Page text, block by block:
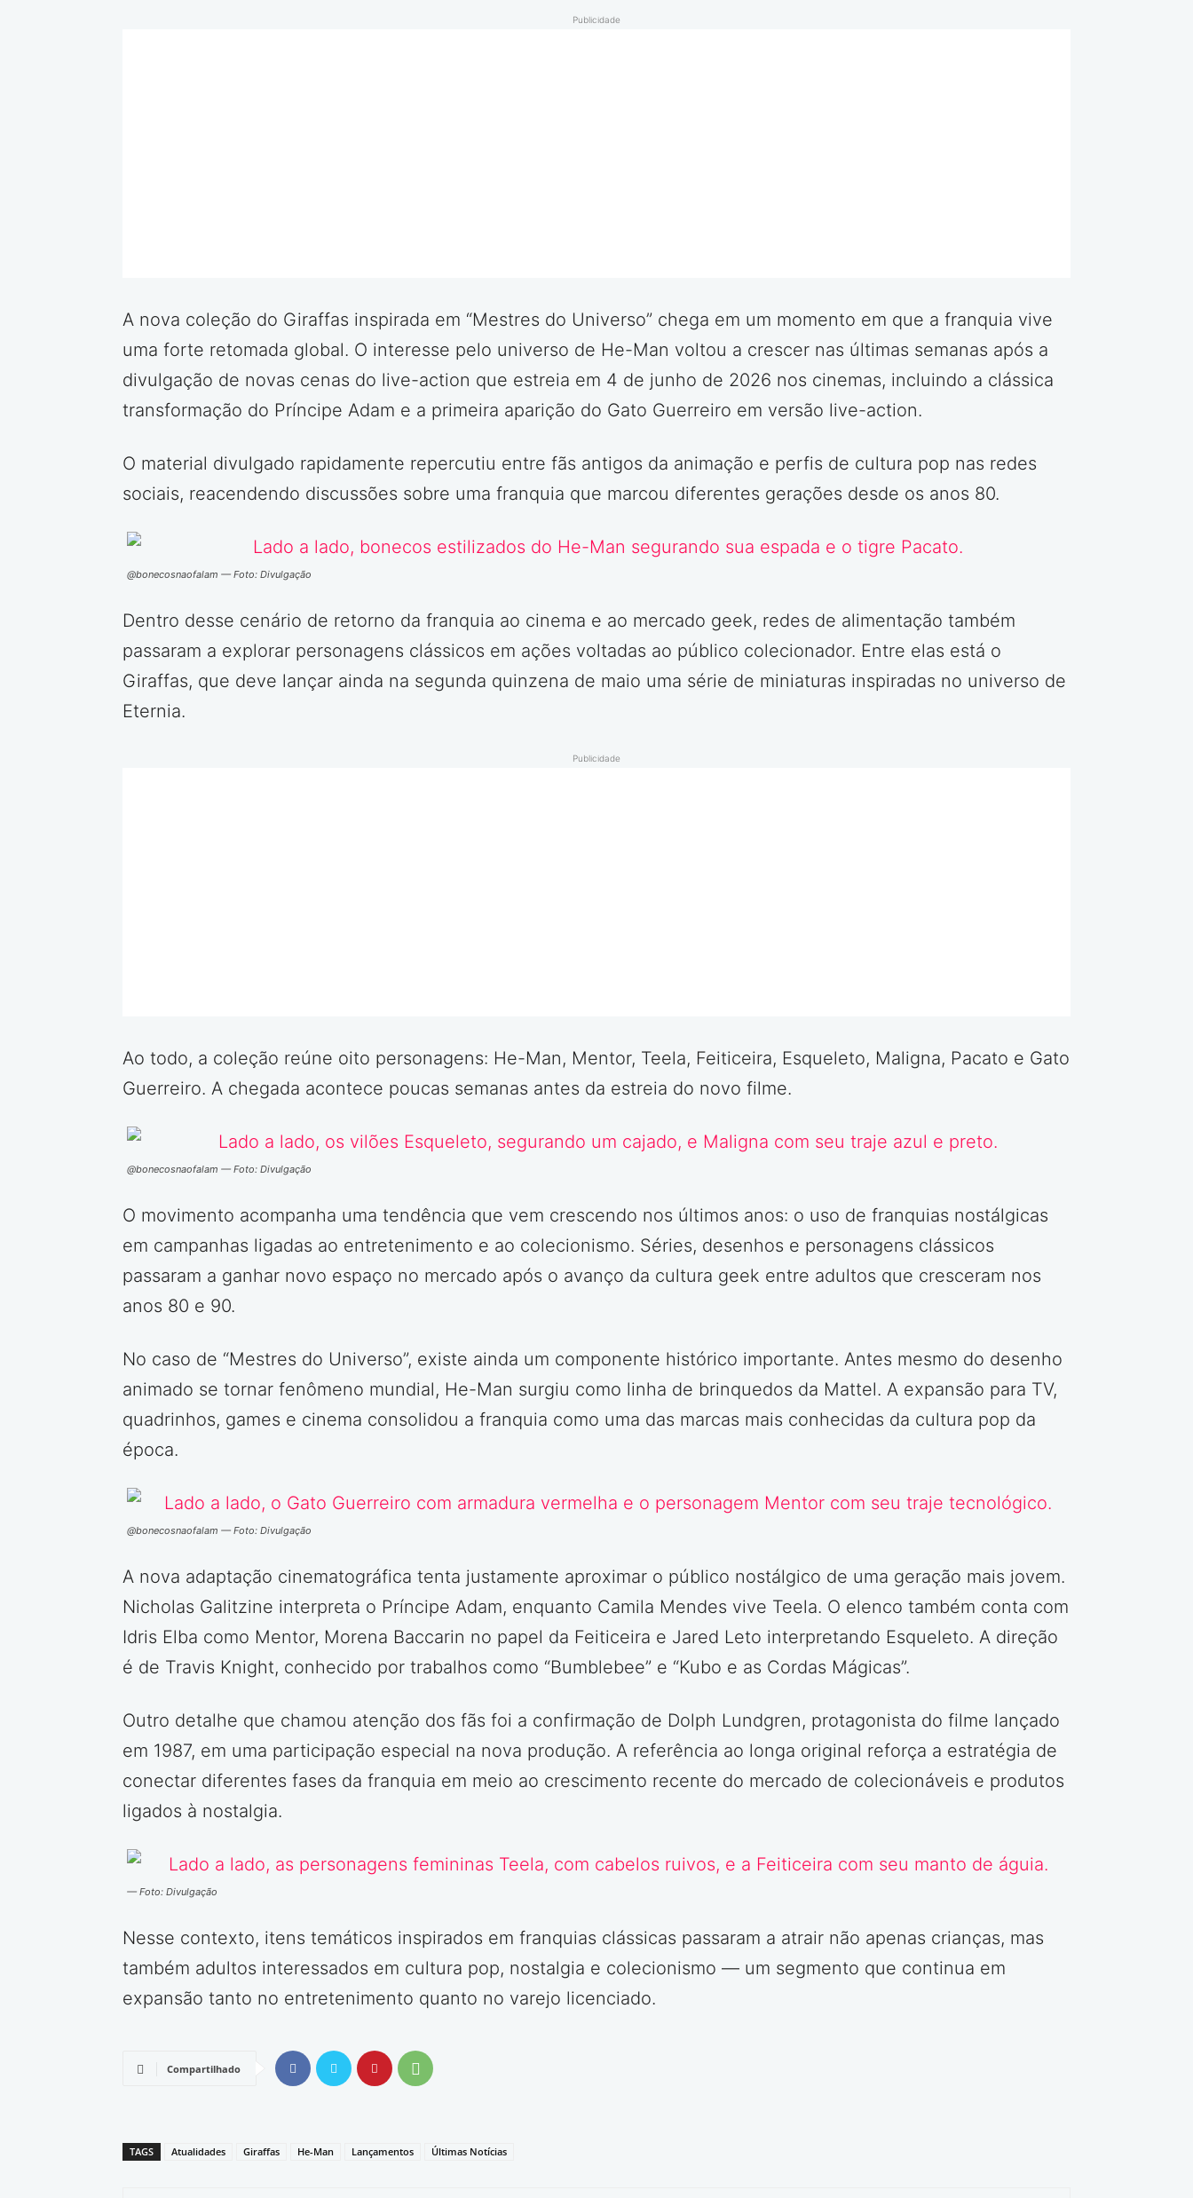
Publicidade
A nova coleção do Giraffas inspirada em “Mestres do Universo” chega em um momento em que a franquia vive
uma forte retomada global. O interesse pelo universo de He-Man voltou a crescer nas últimas semanas após a
divulgação de novas cenas do live-action que estreia em 4 de junho de 2026 nos cinemas, incluindo a clássica
transformação do Príncipe Adam e a primeira aparição do Gato Guerreiro em versão live-action.
O material divulgado rapidamente repercutiu entre fãs antigos da animação e perfis de cultura pop nas redes
sociais, reacendendo discussões sobre uma franquia que marcou diferentes gerações desde os anos 80.
@bonecosnaofalam — Foto: Divulgação
Dentro desse cenário de retorno da franquia ao cinema e ao mercado geek, redes de alimentação também
passaram a explorar personagens clássicos em ações voltadas ao público colecionador. Entre elas está o
Giraffas, que deve lançar ainda na segunda quinzena de maio uma série de miniaturas inspiradas no universo de
Eternia.
Publicidade
Ao todo, a coleção reúne oito personagens: He-Man, Mentor, Teela, Feiticeira, Esqueleto, Maligna, Pacato e Gato
Guerreiro. A chegada acontece poucas semanas antes da estreia do novo filme.
@bonecosnaofalam — Foto: Divulgação
O movimento acompanha uma tendência que vem crescendo nos últimos anos: o uso de franquias nostálgicas
em campanhas ligadas ao entretenimento e ao colecionismo. Séries, desenhos e personagens clássicos
passaram a ganhar novo espaço no mercado após o avanço da cultura geek entre adultos que cresceram nos
anos 80 e 90.
No caso de “Mestres do Universo”, existe ainda um componente histórico importante. Antes mesmo do desenho
animado se tornar fenômeno mundial, He-Man surgiu como linha de brinquedos da Mattel. A expansão para TV,
quadrinhos, games e cinema consolidou a franquia como uma das marcas mais conhecidas da cultura pop da
época.
@bonecosnaofalam — Foto: Divulgação
A nova adaptação cinematográfica tenta justamente aproximar o público nostálgico de uma geração mais jovem.
Nicholas Galitzine interpreta o Príncipe Adam, enquanto Camila Mendes vive Teela. O elenco também conta com
Idris Elba como Mentor, Morena Baccarin no papel da Feiticeira e Jared Leto interpretando Esqueleto. A direção
é de Travis Knight, conhecido por trabalhos como “Bumblebee” e “Kubo e as Cordas Mágicas”.
Outro detalhe que chamou atenção dos fãs foi a confirmação de Dolph Lundgren, protagonista do filme lançado
em 1987, em uma participação especial na nova produção. A referência ao longa original reforça a estratégia de
conectar diferentes fases da franquia em meio ao crescimento recente do mercado de colecionáveis e produtos
ligados à nostalgia.
— Foto: Divulgação
Nesse contexto, itens temáticos inspirados em franquias clássicas passaram a atrair não apenas crianças, mas
também adultos interessados em cultura pop, nostalgia e colecionismo — um segmento que continua em
expansão tanto no entretenimento quanto no varejo licenciado.
Compartilhado
TAGS Atualidades Giraffas He-Man Lançamentos Últimas Notícias